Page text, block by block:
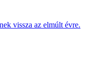
vissza az elmúlt évre.